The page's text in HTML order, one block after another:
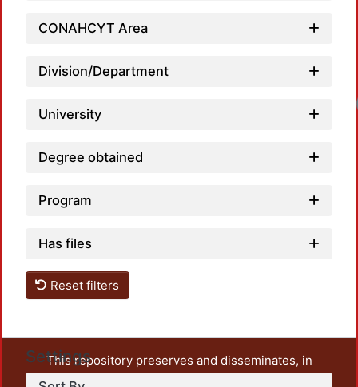
CONAHCYT Area
Division/Department
University
Degree obtained
Program
Has files
Reset filters
Settings
This repository preserves and disseminates, in
unrestricted open access, the teaching and research